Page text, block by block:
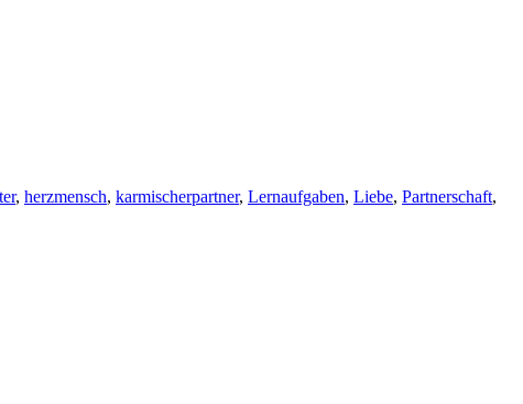
, herzmensch, karmischerpartner, Lernaufgaben, Liebe, Partnerschaft,